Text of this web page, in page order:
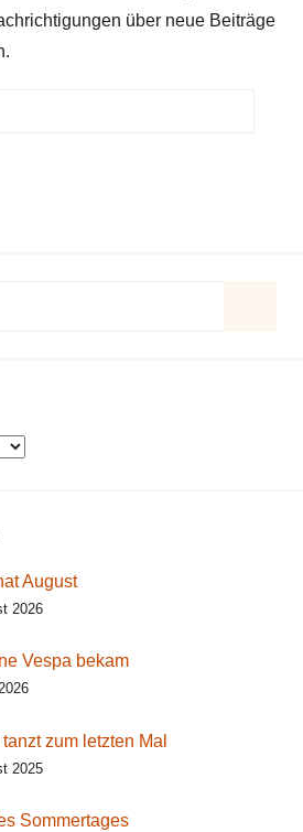
über neue Beiträge
August
2026
Vespa bekam
zum letzten Mal
2025
Sommertages